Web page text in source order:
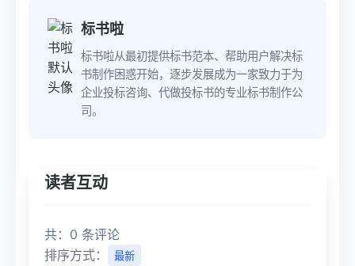
标书啦
标书啦从最初提供标书范本、帮助用户解决标
书制作困惑开始，逐步发展成为一家致力于为
企业投标咨询、代做投标书的专业标书制作公
司。
读者互动
共：0 条评论
排序方式：
最新